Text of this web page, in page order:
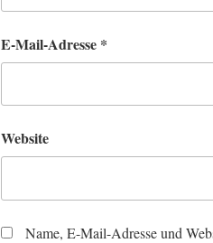
E-Mail-Adresse *
Website
Name, E-Mail-Adresse und